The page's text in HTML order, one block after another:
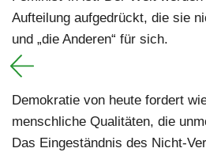
Aufteilung aufgedrückt, die sie
und „die Anderen“ für sich.
Demokratie von heute fordert
menschliche Qualitäten, die
Das Eingeständnis des Nicht-